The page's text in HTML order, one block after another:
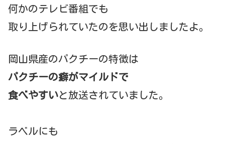
何かのテレビ番組でも
取り上げられていたのを思い出しましたよ。
岡山県産のパクチーの特徴は
パクチーの癖がマイルドで
食べやすいと放送されていました。
ラベルにも